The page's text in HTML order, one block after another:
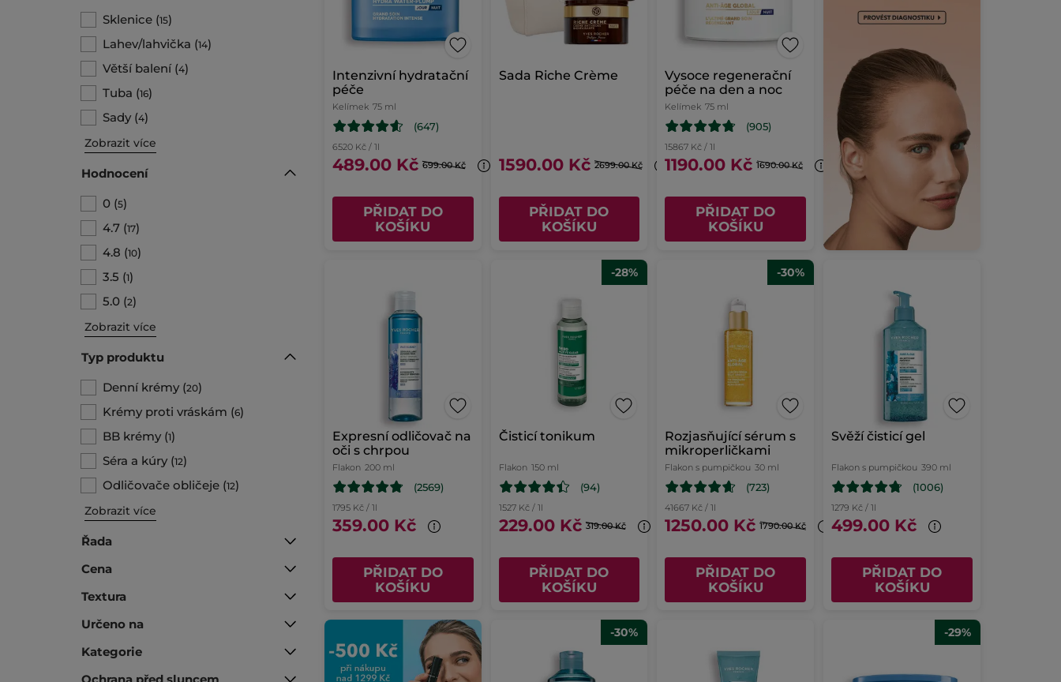
Sklenice (15)
Lahev/lahvička (14)
Větší balení(4)
Tuba (16)
Sady (4)
Zobrazit více
Hodnocení
0 (5)
4.7 (17)
4.8 (10)
3.5 (1)
5.0 (2)
Zobrazit více
Typ produktu
Denní krémy (20)
Krémy proti vráskám (6)
BB krémy (1)
Séra a kúry (12)
Odličovače obličeje (12)
Zobrazit více
Řada
Cena
Textura
Určeno na
Kategorie
Intenzivní hydratační
péče
Kelímek 75 ml
(647)
6520 Kč / 1l
489.00 Kč 699.00 Kč
PŘIDAT DO
KOŠÍKU
Sada Riche Crème
1590.00 Kč 2699.00 Kč
PŘIDAT DO
KOŠÍKU
Vysoce regenerační
péče na den a noc
Kelímek 75 ml
(905)
15867 Kč / 1l
1190.00 Kč 1690.00 Kč
PŘIDAT DO
KOŠÍKU
Expresní odličovač na
oči s chrpou
Flakon 200 ml
(2569)
1795 Kč / 1l
359.00 Kč
PŘIDAT DO
KOŠÍKU
-28%
Čisticí tonikum
Flakon 150 ml
(94)
1527 Kč / 1l
229.00 Kč 319.00 Kč
PŘIDAT DO
KOŠÍKU
-30%
Rozjasňující sérum s
mikroperličkami
Flakon s pumpičkou 30 ml
(723)
41667 Kč / 1l
1250.00 Kč 1790.00 Kč
PŘIDAT DO
KOŠÍKU
Svěží čisticí gel
Flakon s pumpičkou 390 ml
(1006)
1279 Kč / 1l
499.00 Kč
PŘIDAT DO
KOŠÍKU
-30% -29%